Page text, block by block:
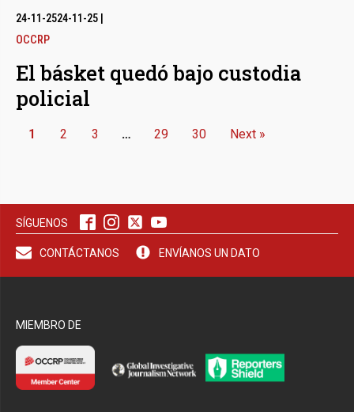
24-11-2524-11-25
OCCRP
El básket quedó bajo custodia
policial
1 2 3 … 29 30 Next »
SÍGUENOS
CONTÁCTANOS ENVÍANOS UN DATO
MIEMBRO DE